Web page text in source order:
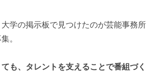
学の掲示板で見つけたのが芸能事務所
。
ても、タレントを支えることで番組づく